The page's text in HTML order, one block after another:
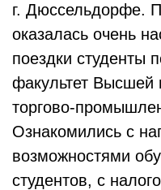
г. Дюссельдорфе.
оказалась очень
поездки студенты
факультет
торгово-
Ознакомились с
возможностями
студентов, с